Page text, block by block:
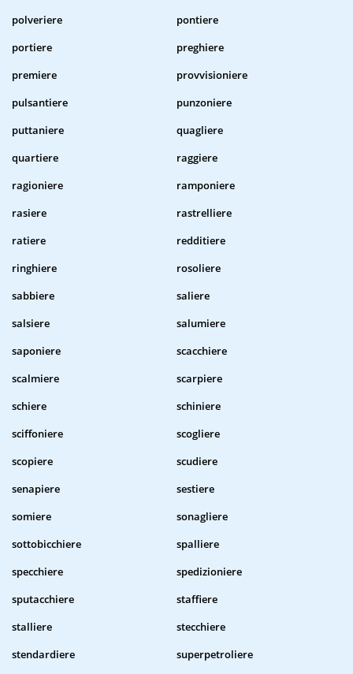
polveriere
pontiere
portiere
preghiere
premiere
provvisioniere
pulsantiere
punzoniere
puttaniere
quagliere
quartiere
raggiere
ragioniere
ramponiere
rasiere
rastrelliere
ratiere
redditiere
ringhiere
rosoliere
sabbiere
saliere
salsiere
salumiere
saponiere
scacchiere
scalmiere
scarpiere
schiere
schiniere
sciffoniere
scogliere
scopiere
scudiere
senapiere
sestiere
somiere
sonagliere
sottobicchiere
spalliere
specchiere
spedizioniere
sputacchiere
staffiere
stalliere
stecchiere
stendardiere
superpetroliere